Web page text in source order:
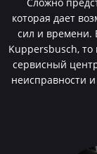
которая дает
сил и времени.
Kuppersbusch, то
сервисный
неисправности